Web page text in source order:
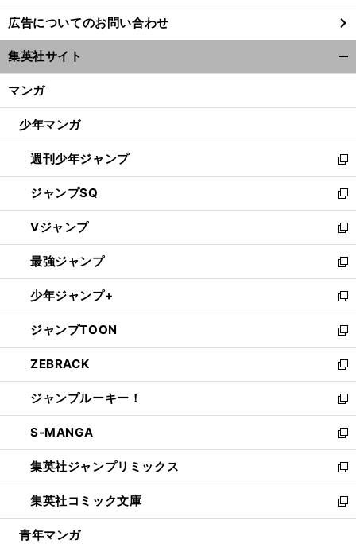
し
い
ウ
ィ
ン
ウ
開
く
広告についてのお問い合わせ
集英社サイト
マンガ
少年マンガ
週刊少年ジャンプ
新
し
い
ウ
ィ
ン
ド
ウ
で
開
く
ジャンプSQ
新
し
い
ウ
ィ
ン
ド
ウ
で
開
く
Vジャンプ
新
し
い
ウ
ィ
ン
ド
ウ
で
開
く
最強ジャンプ
新
し
い
ウ
ィ
ン
ド
ウ
で
開
く
少年ジャンプ+
新
し
い
ウ
ィ
ン
ド
ウ
で
開
く
ジャンプTOON
新
し
い
ウ
ィ
ン
ド
ウ
で
開
く
ZEBRACK
新
し
い
ウ
ィ
ン
ド
ウ
で
開
ジャンプルーキー！
新
し
い
ウ
ィ
ン
ド
ウ
S-MANGA
新
し
い
ウ
ィ
ン
集英社ジャンプリミックス
新
し
い
ウ
集英社コミック文庫
新
し
青年マンガ